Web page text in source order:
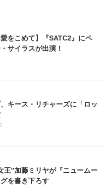
愛をこめて】『SATC2』にペ
サイラスが出演！
キース・リチャーズに「ロッ
王”加藤ミリヤが『ニュームー
を書き下ろす